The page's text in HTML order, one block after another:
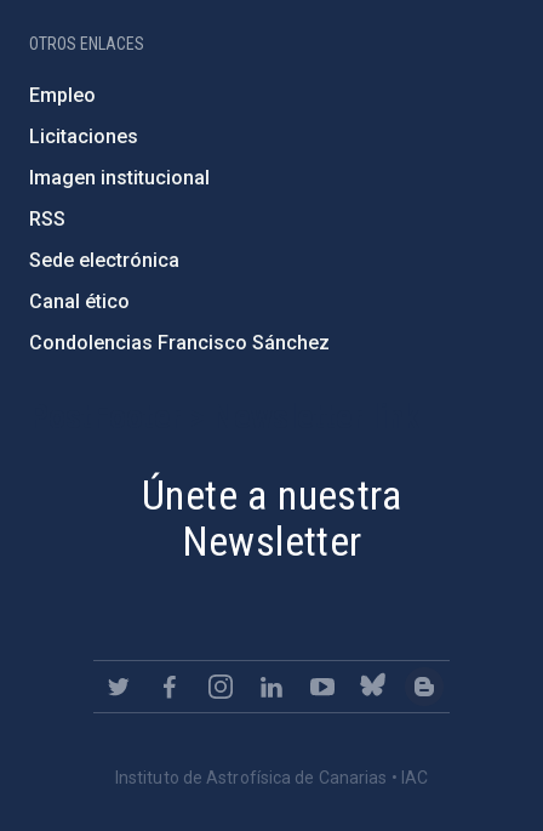
OTROS ENLACES
Empleo
Licitaciones
Imagen institucional
RSS
Sede electrónica
Canal ético
Condolencias Francisco Sánchez
Únete a nuestra
Newsletter
Instituto de Astrofísica de Canarias • IAC